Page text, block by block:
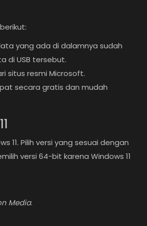
yang ada di dalamnya sudah
di USB tersebut.
situs resmi Microsoft.
secara gratis dan mudah
11. Pilih versi yang sesuai dengan
versi 64-bit karena Windows 11
Media.